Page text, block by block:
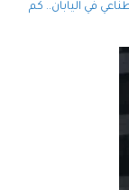
في اليابان.. كم